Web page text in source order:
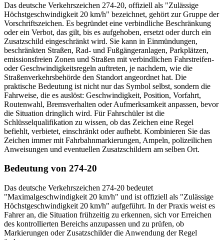
Das deutsche Verkehrszeichen 274-20, offiziell als "Zulässige
Höchstgeschwindigkeit 20 km/h" bezeichnet, gehört zur Gruppe der
Vorschriftszeichen. Es begründet eine verbindliche Beschränkung
oder ein Verbot, das gilt, bis es aufgehoben, ersetzt oder durch ein
Zusatzschild eingeschränkt wird. Sie kann in Einmündungen,
beschränkten Straßen, Rad- und Fußgängeranlagen, Parkplätzen,
emissionsfreien Zonen und Straßen mit verbindlichen Fahrstreifen-
oder Geschwindigkeitsregeln auftreten, je nachdem, wie die
Straßenverkehrsbehörde den Standort angeordnet hat. Die
praktische Bedeutung ist nicht nur das Symbol selbst, sondern die
Fahrweise, die es auslöst: Geschwindigkeit, Position, Vorfahrt,
Routenwahl, Bremsverhalten oder Aufmerksamkeit anpassen, bevor
die Situation dringlich wird. Für Fahrschüler ist die
Schlüsselqualifikation zu wissen, ob das Zeichen eine Regel
befiehlt, verbietet, einschränkt oder aufhebt. Kombinieren Sie das
Zeichen immer mit Fahrbahnmarkierungen, Ampeln, polizeilichen
Anweisungen und eventuellen Zusatzschildern am selben Ort.
Bedeutung von 274-20
Das deutsche Verkehrszeichen 274-20 bedeutet
"Maximalgeschwindigkeit 20 km/h" und ist offiziell als "Zulässige
Höchstgeschwindigkeit 20 km/h" aufgeführt. In der Praxis weist es
Fahrer an, die Situation frühzeitig zu erkennen, sich vor Erreichen
des kontrollierten Bereichs anzupassen und zu prüfen, ob
Markierungen oder Zusatzschilder die Anwendung der Regel